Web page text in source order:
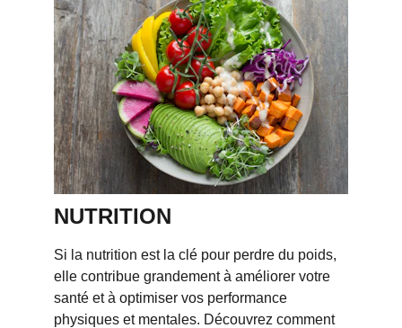
NUTRITION
Si la nutrition est la clé pour perdre du poids,
elle contribue grandement à améliorer votre
santé et à optimiser vos performance
physiques et mentales. Découvrez comment